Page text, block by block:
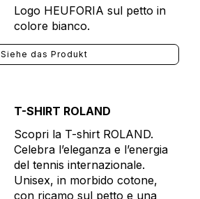
Logo HEUFORIA sul petto in
colore bianco.
Siehe das Produkt
T-SHIRT ROLAND
Scopri la T-shirt ROLAND.
Celebra l’eleganza e l’energia
del tennis internazionale.
Unisex, in morbido cotone,
con ricamo sul petto e una